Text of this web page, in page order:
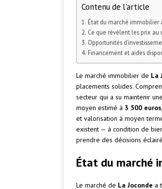
Contenu de l'article
État du marché immobilier
Ce que révèlent les prix au
Opportunités
Financement et aides
Le marché immobilier de La
placements solides.
secteur qui a su maintenir
moyen estimé à 3 500
et valorisation à moyen
existent — à condition de
prendre des décisions
État du marché
Le marché de La Joconde a